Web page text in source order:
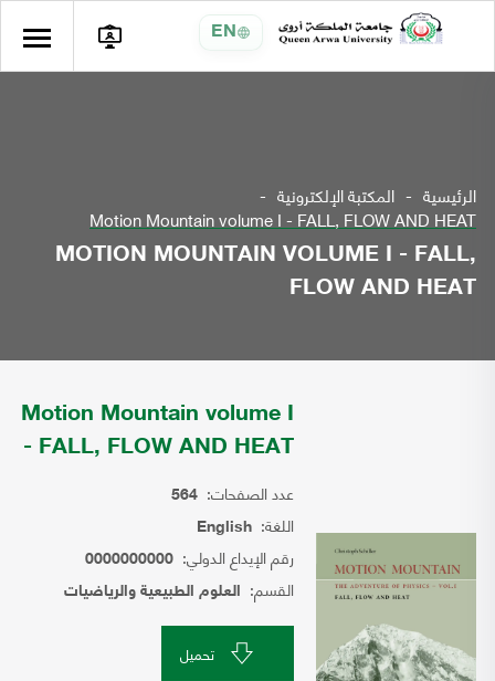
EN
الرئيسية المكتبة الإلكترونية
Motion Mountain volume I - FALL, FLOW AND HEAT
MOTION MOUNTAIN VOLUME I - FALL,
FLOW AND HEAT
Motion Mountain volume I
- FALL, FLOW AND HEAT
عدد الصفحات: 564
اللغة: English
رقم الإيداع الدولي: 0000000000
القسم: العلوم الطبيعية والرياضيات
تحميل